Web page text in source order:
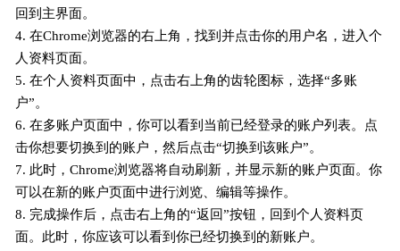
回到主界面。
4. 在Chrome浏览器的右上角，找到并点击你的用户名，进入个
人资料页面。
5. 在个人资料页面中，点击右上角的齿轮图标，选择“多账
户”。
6. 在多账户页面中，你可以看到当前已经登录的账户列表。点
击你想要切换到的账户，然后点击“切换到该账户”。
7. 此时，Chrome浏览器将自动刷新，并显示新的账户页面。你
可以在新的账户页面中进行浏览、编辑等操作。
8. 完成操作后，点击右上角的“返回”按钮，回到个人资料页
面。此时，你应该可以看到你已经切换到的新账户。